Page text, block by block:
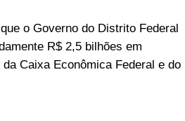
o Governo do Distrito Federal
R$ 2,5 bilhões em
Caixa Econômica Federal e do